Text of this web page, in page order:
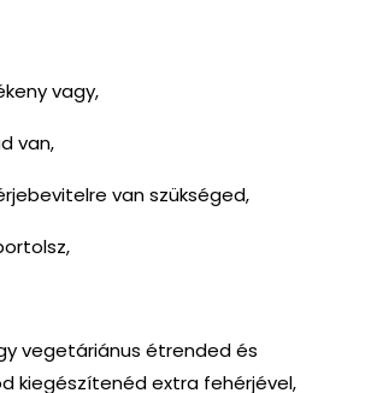
vagy,
van,
van szükséged,
vegetáriánus étrended és
kiegészítenéd extra fehérjével,